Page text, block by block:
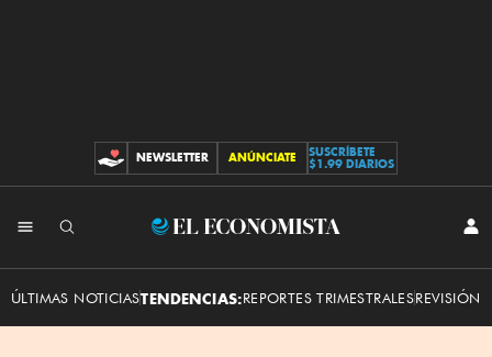
CONTRIBUCIONES
NEWSLETTER ANÚNCIATE
SUSCRÍBETE
$1.99 DIARIOS
El
ÚLTIMAS NOTICIASTENDENCIAS:REPORTES TRIMESTRALESREVISIÓN